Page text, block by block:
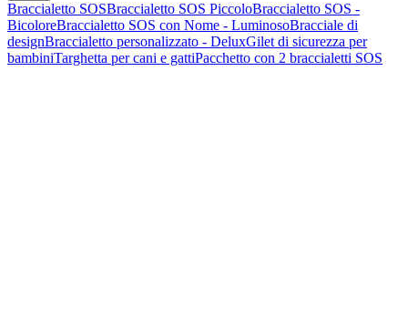
Braccialetto SOSBraccialetto SOS PiccoloBraccialetto SOS -
BicoloreBraccialetto SOS con Nome - LuminosoBracciale di
designBraccialetto personalizzato - DeluxGilet di sicurezza per
bambiniTarghetta per cani e gattiPacchetto con 2 braccialetti SOS